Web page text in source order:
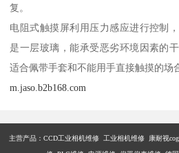
复。
电阻式触摸屏利用压力感应进行控制
是一层玻璃，能承受恶劣环境因素的
适合佩带手套和不能用手直接触摸的场
m.jaso.b2b168.com
主营产品： CCD工业相机维修 工业相机维修 康耐视